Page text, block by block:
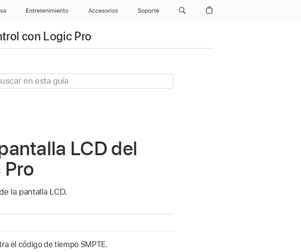
Entretenimiento Accesorios Soporte
con Logic Pro
LCD del
la pantalla LCD.
el código de tiempo SMPTE.